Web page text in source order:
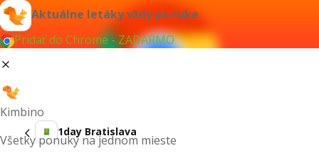
Aktuálne letáky vždy po ruke
Pridať do Chrome - ZADARMO
Kimbino
Všetky ponuky na jednom mieste
1day Bratislava